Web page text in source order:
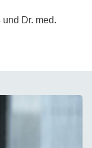
Dr. med.